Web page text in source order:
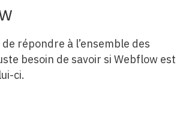
répondre à l’ensemble des
besoin de savoir si Webflow est
ci.